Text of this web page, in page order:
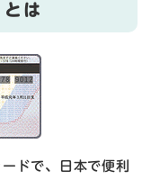
とは
ドで、日本で便利